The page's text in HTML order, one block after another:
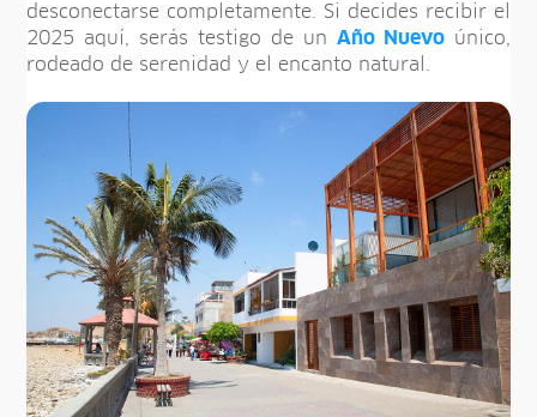
desconectarse completamente. Si decides recibir el
2025 aquí, serás testigo de un Año Nuevoúnico,
rodeado de serenidad y el encanto natural.